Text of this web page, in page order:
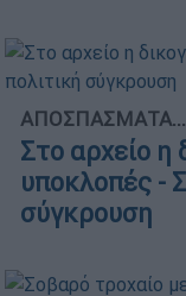
ΑΠΟΣΠΑΣΜΑΤΑ...
Στο αρχείο η
υποκλοπές -
σύγκρουση